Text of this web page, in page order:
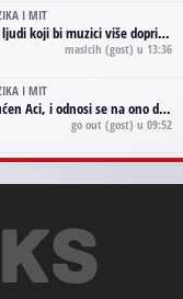
I MIT
da su radili kao vozači tramvaja u gsp-u.
maslcih (gost) u 13:36
I MIT
ono drugo autovanje...'senzualnost Waitsa' ;)
go out (gost) u 09:52